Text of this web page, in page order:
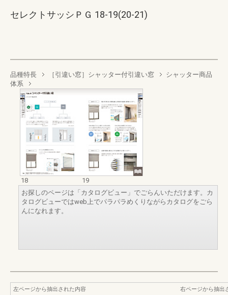
セレクトサッシＰＧ 18-19(20-21)
品種特長 ［引違い窓］シャッター付引違い窓
シャッター商品
体系
18
19
お探しのページは「カタログビュー」でごらんいただけます。カ
タログビューではweb上でパラパラめくりながらカタログをごら
んになれます。
左ページから抽出された内容
右ページから抽出